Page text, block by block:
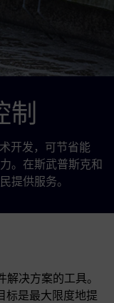
开发，可节省能
。在斯武普斯克和
提供服务。
决方案的工具。
标是最大限度地提